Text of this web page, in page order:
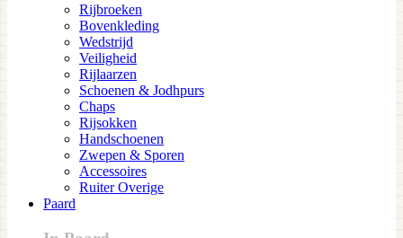
Rijbroeken
Bovenkleding
Wedstrijd
Veiligheid
Rijlaarzen
Schoenen & Jodhpurs
Chaps
Rijsokken
Handschoenen
Zwepen & Sporen
Accessoires
Ruiter Overige
Paard